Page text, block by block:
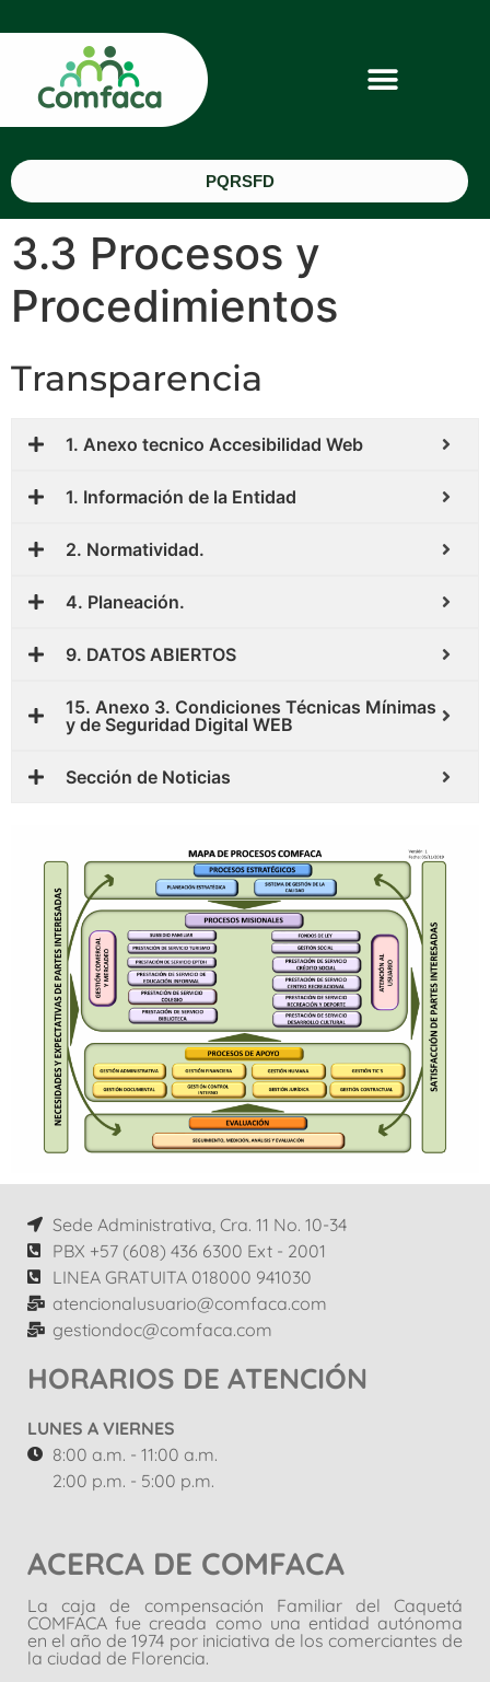
PQRSFD
3.3 Procesos y
Procedimientos
Transparencia
1. Anexo tecnico Accesibilidad Web
1. Información de la Entidad
2. Normatividad.
4. Planeación.
9. DATOS ABIERTOS
15. Anexo 3. Condiciones Técnicas Mínimas
y de Seguridad Digital WEB
Sección de Noticias
Sede Administrativa, Cra. 11 No. 10-34
PBX +57 (608) 436 6300 Ext - 2001
LINEA GRATUITA 018000 941030
atencionalusuario@comfaca.com
gestiondoc@comfaca.com
HORARIOS DE ATENCIÓN
LUNES A VIERNES
8:00 a.m. - 11:00 a.m.
2:00 p.m. - 5:00 p.m.
ACERCA DE COMFACA
La caja de compensación Familiar del Caquetá
COMFACA fue creada como una entidad autónoma
en el año de 1974 por iniciativa de los comerciantes de
la ciudad de Florencia.